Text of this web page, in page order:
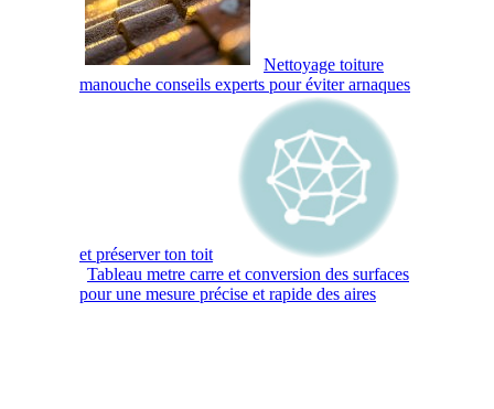
Nettoyage toiture
manouche conseils experts pour éviter arnaques
et préserver ton toit
Tableau metre carre et conversion des surfaces
pour une mesure précise et rapide des aires